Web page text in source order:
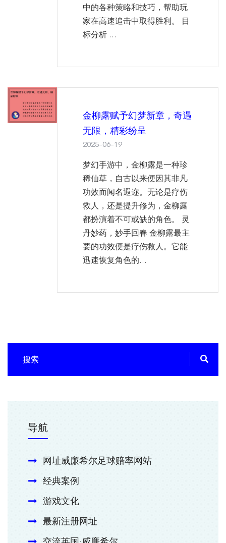
中的各种策略和技巧，帮助玩
家在高速追击中取得胜利。 目
标分析 ...
金柳露赋予幻梦新章，奇遇
无限，精彩纷呈
2025-06-19
梦幻手游中，金柳露是一种珍
稀仙草，自古以来便因其非凡
功效而闻名遐迩。无论是疗伤
救人，还是提升修为，金柳露
都扮演着不可或缺的角色。 灵
丹妙药，妙手回春 金柳露最主
要的功效便是疗伤救人。它能
迅速恢复角色的...
导航
网址威廉希尔足球赔率网站
经典案例
游戏文化
最新注册网址